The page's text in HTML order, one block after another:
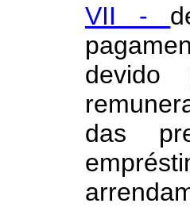
VII -
devido
das